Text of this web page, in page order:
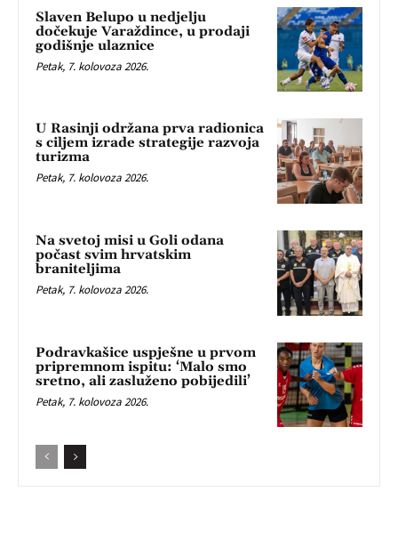
Slaven Belupo u nedjelju
dočekuje Varaždince, u prodaji
godišnje ulaznice
Petak, 7. kolovoza 2026.
U Rasinji održana prva radionica
s ciljem izrade strategije razvoja
turizma
Petak, 7. kolovoza 2026.
Na svetoj misi u Goli odana
počast svim hrvatskim
braniteljima
Petak, 7. kolovoza 2026.
Podravkašice uspješne u prvom
pripremnom ispitu: ‘Malo smo
sretno, ali zasluženo pobijedili’
Petak, 7. kolovoza 2026.